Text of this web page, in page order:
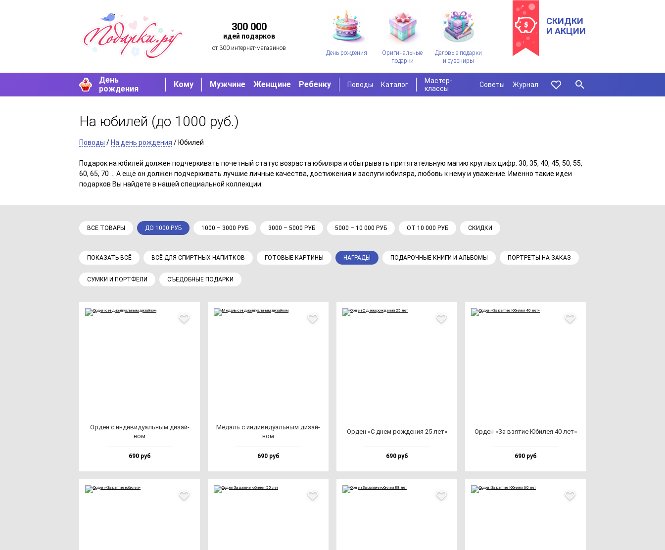
300 000
идей подарков
от 300 интернет-магазинов
День рождения
Оригинальные
подарки
Деловые подарки
и сувениры
СКИДКИ
И АКЦИИ
День
рождения
Кому Мужчине Женщине Ребенку Поводы Каталог
Мастер-
классы
Советы Журнал
На юбилей (до 1000 руб.)
Поводы / На день рождения / Юбилей
Подарок на юбилей должен подчеркивать почетный статус возраста юбиляра и обыгрывать притягательную магию круглых цифр: 30, 35, 40, 45, 50, 55,
60, 65, 70 ... А ещё он должен подчеркивать лучшие личные качества, достижения и заслуги юбиляра, любовь к нему и уважение. Именно такие идеи
подарков Вы найдете в нашей специальной коллекции.
ВСЕ ТОВАРЫ ДО 1000 РУБ 1000 – 3000 РУБ 3000 – 5000 РУБ 5000 – 10 000 РУБ ОТ 10 000 РУБ СКИДКИ
ПОКАЗАТЬ ВСЁ ВСЁ ДЛЯ СПИРТНЫХ НАПИТКОВ ГОТОВЫЕ КАРТИНЫ НАГРАДЫ ПОДАРОЧНЫЕ КНИГИ И АЛЬБОМЫ ПОРТРЕТЫ НА ЗАКАЗ
СУМКИ И ПОРТФЕЛИ СЪЕДОБНЫЕ ПОДАРКИ
Орден с ин­ди­ви­ду­аль­ным ди­зай­
ном
690 руб
Медаль с ин­ди­ви­ду­аль­ным ди­зай­
ном
690 руб
Орден «С днем рож­де­ния 25 лет»
690 руб
Орден «За взя­тие Юби­лея 40 лет»
690 руб